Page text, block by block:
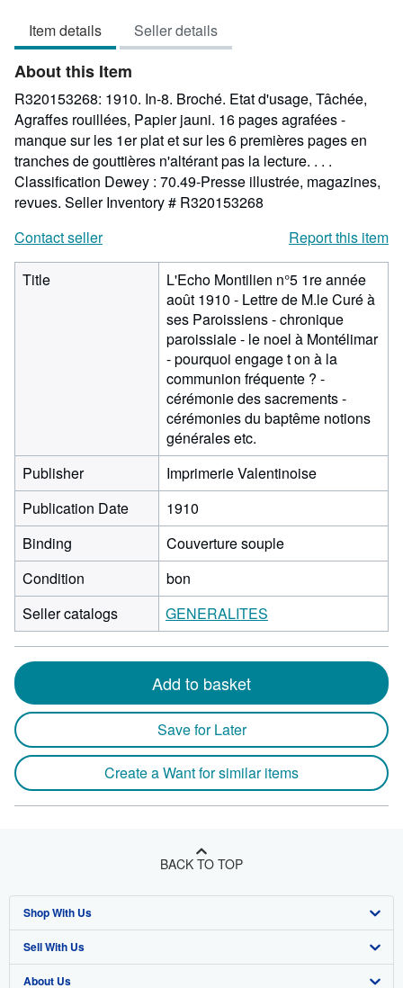
Item details Seller details
About this Item
R320153268: 1910. In-8. Broché. Etat d'usage, Tâchée,
Agraffes rouillées, Papier jauni. 16 pages agrafées -
manque sur les 1er plat et sur les 6 premières pages en
tranches de gouttières n'altérant pas la lecture. . . .
Classification Dewey : 70.49-Presse illustrée, magazines,
revues. Seller Inventory # R320153268
Contact seller
Report this item
Title
L'Echo Montilien n°5 1re année
août 1910 - Lettre de M.le Curé à
ses Paroissiens - chronique
paroissiale - le noel à Montélimar
- pourquoi engage t on à la
communion fréquente ? -
cérémonie des sacrements -
cérémonies du baptême notions
générales etc.
Publisher
Imprimerie Valentinoise
Publication Date
1910
Binding
Couverture souple
Condition
bon
Seller catalogs
GENERALITES
Add to basket
Save for Later
Create a Want for similar items
BACK TO TOP
Shop With Us
Advanced Search
Browse Collections
Sell With Us
Start Selling
About Us